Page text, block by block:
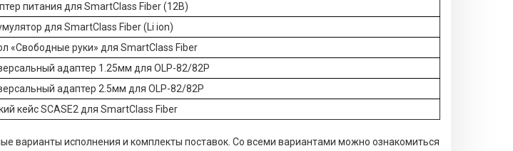
питания для SmartClass Fiber (12В)
для SmartClass Fiber (Li ion)
«Свободные руки» для SmartClass Fiber
адаптер 1.25мм для OLP-82/82P
адаптер 2.5мм для OLP-82/82P
кейс SCASE2 для SmartClass Fiber
варианты исполнения и комплекты поставок. Со всеми вариантами можно ознакомиться